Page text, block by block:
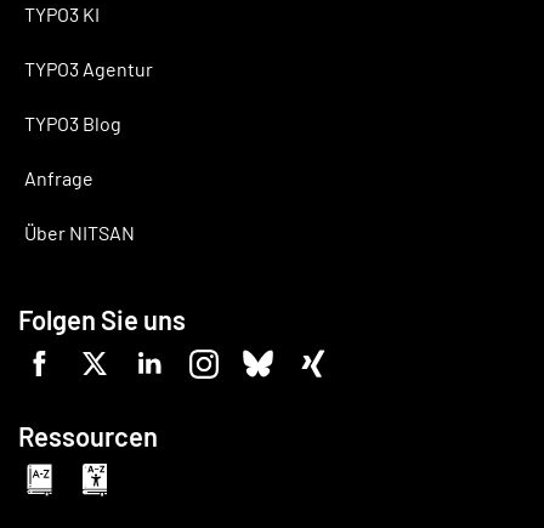
TYPO3 KI
TYPO3 Agentur
TYPO3 Blog
Anfrage
Über NITSAN
Folgen Sie uns
Ressourcen